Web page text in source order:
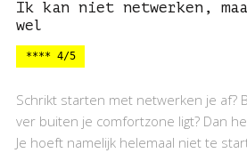
Ik kan niet netwerken,
wel
**** 4/5
Schrikt starten met netwerken je af?
ver buiten je comfortzone ligt? Dan
Je hoeft namelijk helemaal niet te